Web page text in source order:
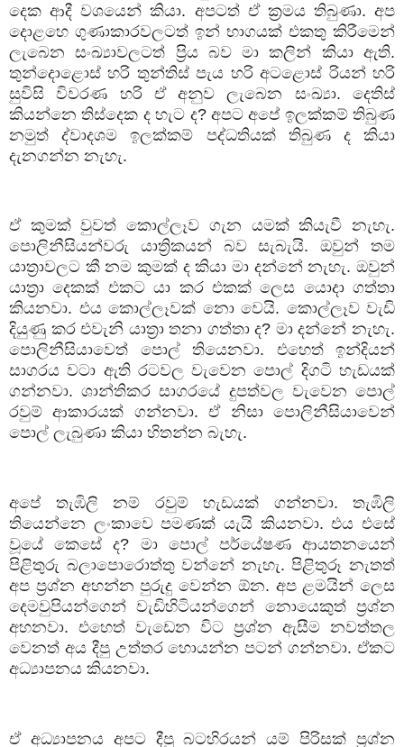
දෙක ආදී වශයෙන් කියා. අපටත් ඒ ක්‍රමය තිබුණා. අප
දොළහෙ ගුණාකාරවලටත් ඉන් භාගයක් එකතු කිරීමෙන්
ලැබෙන සංඛ්‍යාවලටත් ප්‍රිය බව මා කලින් කියා ඇති.
තුන්දොළොස් හරි තුන්තිස් පැය හරි අටළොස් රියන් හරි
සුවිසි විවරණ හරි ඒ අනුව ලැබෙන සංඛ්‍යා. දෙතිස්
කියන්නෙ තිස්දෙක ද හැට ද? අපට අපේ ඉලක්කම් තිබුණ
නමුත් ද්වාදශම ඉලක්කම් පද්ධතියක් තිබුණ ද කියා
දැනගන්න නැහැ.
ඒ කුමක් වුවත් කොල්ලෑව ගැන යමක් කියැවී නැහැ.
පොලිනීසියන්වරු යාත්‍රිකයන් බව සැබැයි. ඔවුන් තම
යාත්‍රාවලට කී නම කුමක් ද කියා මා දන්නේ නැහැ. ඔවුන්
යාත්‍රා දෙකක් එකට යා කර එකක් ලෙස යොදා ගත්තා
කියනවා. එය කොල්ලෑවක් නො වෙයි. කොල්ලෑව වැඩි
දියුණු කර එවැනි යාත්‍රා තනා ගත්තා ද? මා දන්නේ නැහැ.
පොලිනීසියාවෙත් පොල් තියෙනවා. එහෙත් ඉන්දියන්
සාගරය වටා ඇති රටවල වැවෙන පොල් දිගටි හැඩයක්
ගන්නවා. ශාන්තිකර සාගරයේ දුපත්වල වැවෙන පොල්
රවුම් ආකාරයක් ගන්නවා. ඒ නිසා පොලිනීසියාවෙන්
පොල් ලැබුණා කියා හිතන්න බැහැ.
අපේ තැඹිලි නම් රවුම් හැඩයක් ගන්නවා. තැඹිලි
තියෙන්නෙ ලංකාවෙ පමණක් යැයි කියනවා. එය එසේ
වූයේ කෙසේ ද? මා පොල් පර්යේෂණ ආයතනයෙන්
පිළිතුරු බලාපොරොත්තු වන්නේ නැහැ. පිළිතුරූ නැතත්
අප ප්‍රශ්න අහන්න පුරුදු වෙන්න ඕන. අප ළමයින් ලෙස
දෙමවුපියන්ගෙන් වැඩිහිටියන්ගෙන් නොයෙකුත් ප්‍රශ්න
අහනවා. එහෙත් වැඩෙන විට ප්‍රශ්න ඇසීම නවත්තල
වෙනත් අය දීපු උත්තර හොයන්න පටන් ගන්නවා. ඒකට
අධ්‍යාපනය කියනවා.
ඒ අධ්‍යාපනය අපට දීපු බටහිරයන් යම් පිරිසක් ප්‍රශ්න